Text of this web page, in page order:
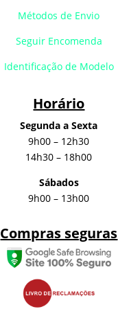
Métodos de Envio
Seguir Encomenda
Identificação de Modelo
Horário
Segunda a Sexta
9h00 – 12h30
14h30 – 18h00
Sábados
9h00 – 13h00
Compras seguras